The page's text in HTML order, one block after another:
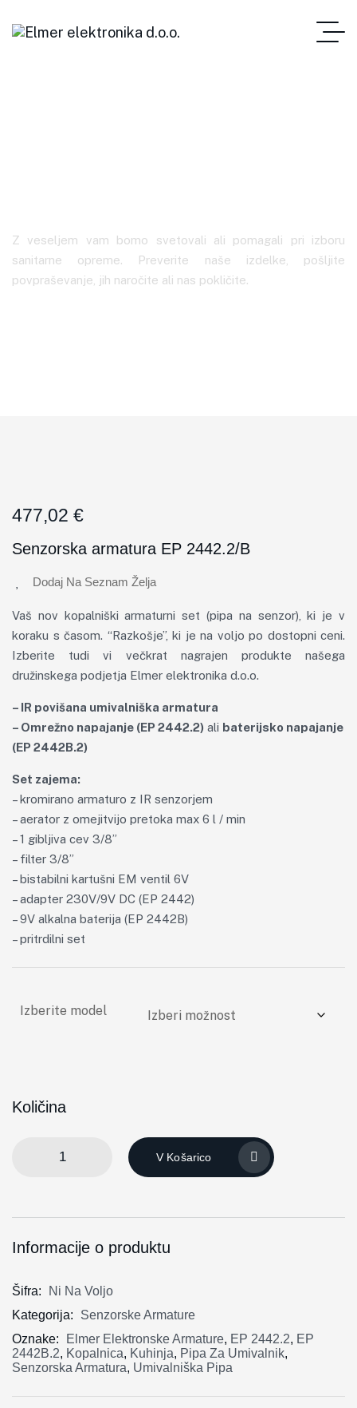
Z veseljem vam bomo svetovali ali pomagali pri izboru
sanitarne opreme. Preverite naše izdelke, pošljite
povpraševanje, jih naročite ali nas pokličite.
477,02 €
Senzorska armatura EP 2442.2/B
Dodaj Na Seznam Želja
Vaš nov kopalniški armaturni set (pipa na senzor), ki je v
koraku s časom. “Razkošje”, ki je na voljo po dostopni ceni.
Izberite tudi vi večkrat nagrajen produkte našega
družinskega podjetja Elmer elektronika d.o.o.
– IR povišana umivalniška armatura
– Omrežno napajanje (EP 2442.2) ali baterijsko napajanje
(EP 2442B.2)
Set zajema:
– kromirano armaturo z IR senzorjem
– aerator z omejitvijo pretoka max 6 l / min
– 1 gibljiva cev 3/8”
– filter 3/8”
– bistabilni kartušni EM ventil 6V
– adapter 230V/9V DC (EP 2442)
– 9V alkalna baterija (EP 2442B)
– pritrdilni set
Izberite model
Količina
V Košarico
Informacije o produktu
Šifra:
Ni Na Voljo
Kategorija:
Senzorske Armature
Oznake:
Elmer Elektronske Armature, EP 2442.2, EP
2442B.2, Kopalnica, Kuhinja, Pipa Za Umivalnik,
Senzorska Armatura, Umivalniška Pipa